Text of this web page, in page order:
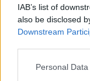
IAB’s list of
also be disclosed
Downstream
Please note that
Personal
A BAROKK